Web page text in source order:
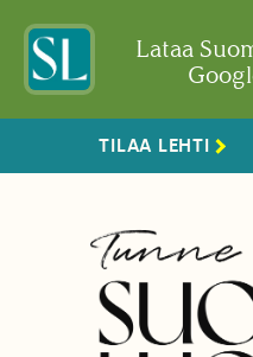
Lataa
TILAA LEHTI